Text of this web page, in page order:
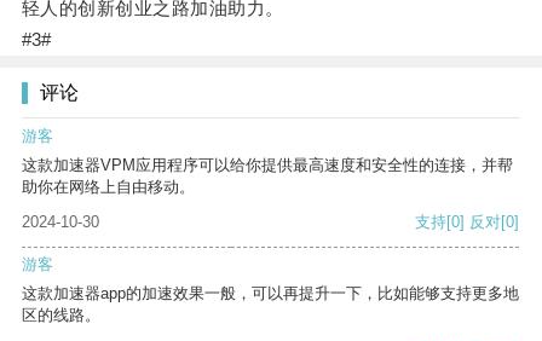
轻人的创新创业之路加油助力。
#3#
评论
游客
这款加速器VPM应用程序可以给你提供最高速度和安全性的连接，并帮
助你在网络上自由移动。
2024-10-30
支持[0] 反对[0]
游客
这款加速器app的加速效果一般，可以再提升一下，比如能够支持更多地
区的线路。